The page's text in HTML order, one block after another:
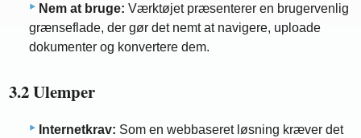
Nem at bruge: Værktøjet præsenterer en brugervenlig
grænseflade, der gør det nemt at navigere, uploade
dokumenter og konvertere dem.
3.2 Ulemper
Internetkrav: Som en webbaseret løsning kræver det